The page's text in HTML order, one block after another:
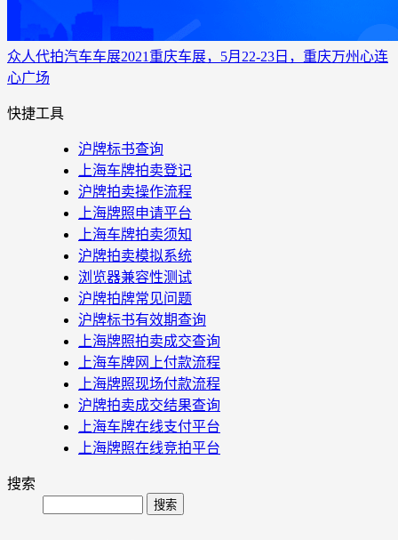
众人代拍汽车车展2021重庆车展，5月22-23日，重庆万州心连
心广场
快捷工具
沪牌标书查询
上海车牌拍卖登记
沪牌拍卖操作流程
上海牌照申请平台
上海车牌拍卖须知
沪牌拍卖模拟系统
浏览器兼容性测试
沪牌拍牌常见问题
沪牌标书有效期查询
上海牌照拍卖成交查询
上海车牌网上付款流程
上海牌照现场付款流程
沪牌拍卖成交结果查询
上海车牌在线支付平台
上海牌照在线竞拍平台
搜索